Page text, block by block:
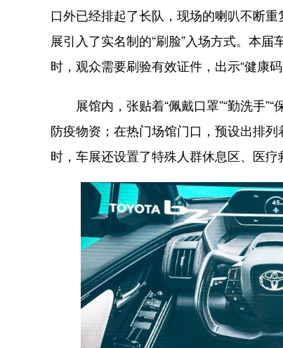
口外已经排起了长队，现场的喇叭不断
展引入了实名制的“刷脸”入场方式。本
时，观众需要刷验有效证件，出示“健康
展馆内，张贴着“佩戴口罩”“勤洗手”“
防疫物资；在热门场馆门口，预设出排
时，车展还设置了特殊人群休息区、医疗